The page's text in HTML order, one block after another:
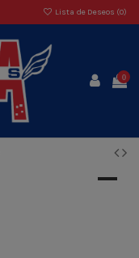
Lista de Deseos (0)
0